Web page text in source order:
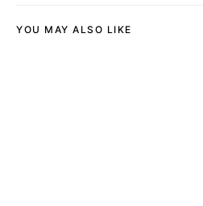
YOU MAY ALSO LIKE